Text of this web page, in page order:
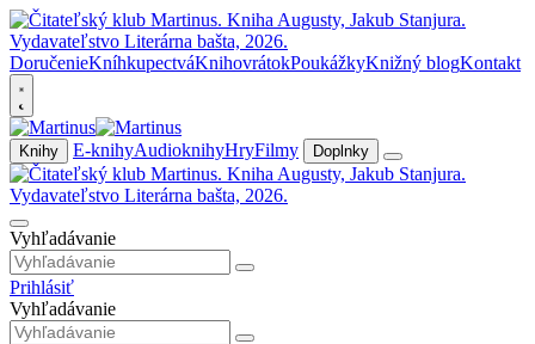
DoručenieKníhkupectváKnihovrátokPoukážkyKnižný blogKontakt
Knihy E-knihyAudioknihyHryFilmy Doplnky
Vyhľadávanie
Prihlásiť
Vyhľadávanie